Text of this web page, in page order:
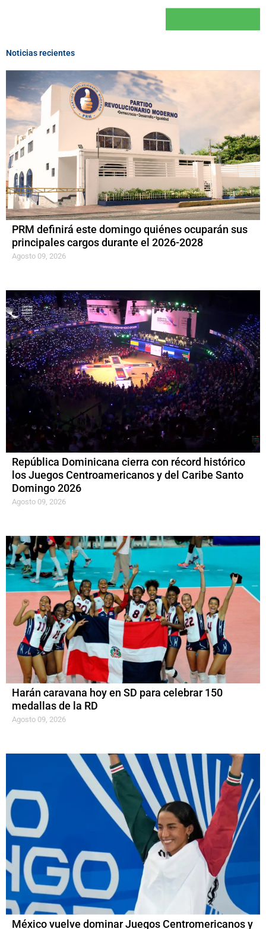
Noticias recientes
PRM definirá este domingo quiénes ocuparán sus
principales cargos durante el 2026-2028
Agosto 09, 2026
República Dominicana cierra con récord histórico
los Juegos Centroamericanos y del Caribe Santo
Domingo 2026
Agosto 09, 2026
Harán caravana hoy en SD para celebrar 150
medallas de la RD
Agosto 09, 2026
México vuelve dominar Juegos Centromericanos y